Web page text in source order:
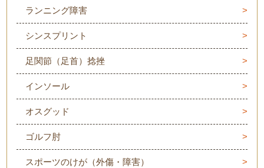
ランニング障害
シンスプリント
足関節（足首）捻挫
インソール
オスグッド
ゴルフ肘
スポーツのけが（外傷・障害）